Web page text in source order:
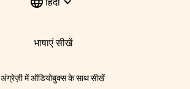
भाषाएं सीखें
अंग्रेज़ी में ऑडियोबुक्स के साथ सीखें